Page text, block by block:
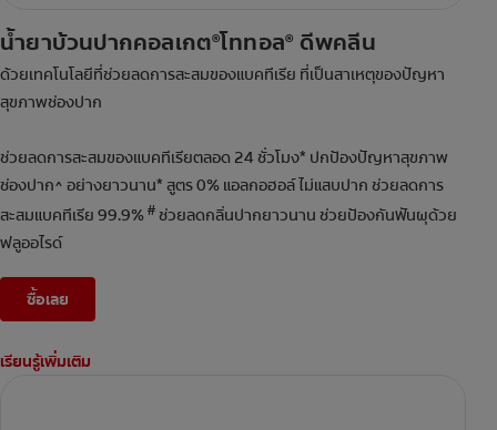
น้ำยาบ้วนปากคอลเกต®โททอล® ดีพคลีน
ด้วยเทคโนโลยีที่ช่วยลดการสะสมของแบคทีเรีย ที่เป็นสาเหตุของปัญหา
สุขภาพช่องปาก
ช่วยลดการสะสมของแบคทีเรียตลอด 24 ชั่วโมง* ปกป้องปัญหาสุขภาพ
ช่องปาก^ อย่างยาวนาน* สูตร 0% แอลกอฮอล์ ไม่แสบปาก ช่วยลดการ
สะสมแบคทีเรีย 99.9%# ช่วยลดกลิ่นปากยาวนาน ช่วยป้องกันฟันผุด้วย
ฟลูออไรด์
ซื้อเลย
เรียนรู้เพิ่มเติม